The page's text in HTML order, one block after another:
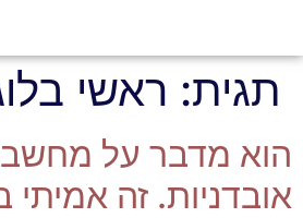
תגית: ראשי
הוא מדבר על
אובדניות. זה אמיתי